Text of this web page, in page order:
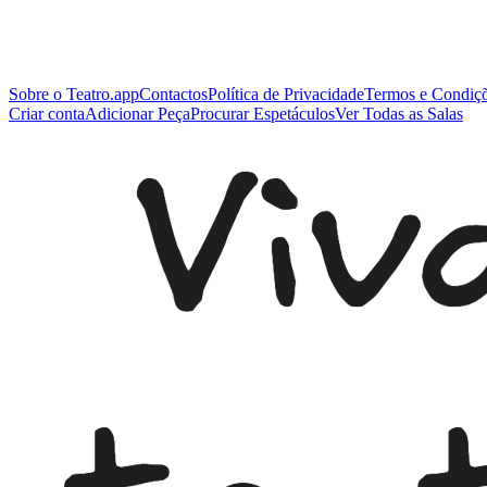
Sobre o Teatro.appContactosPolítica de PrivacidadeTermos e
Criar contaAdicionar PeçaProcurar EspetáculosVer Todas as Salas